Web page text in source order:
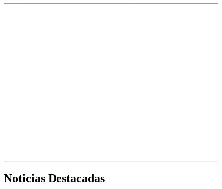
Noticias Destacadas